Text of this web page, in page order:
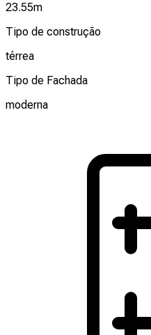
23.55m
Tipo de construção
térrea
Tipo de Fachada
moderna